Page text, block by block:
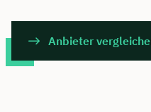
Anbieter